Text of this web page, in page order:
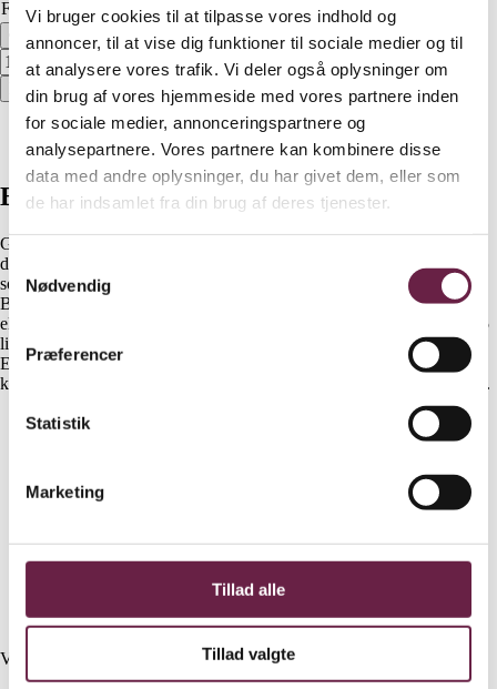
Vi bruger cookies til at tilpasse vores indhold og
annoncer, til at vise dig funktioner til sociale medier og til
at analysere vores trafik. Vi deler også oplysninger om
din brug af vores hjemmeside med vores partnere inden
for sociale medier, annonceringspartnere og
analysepartnere. Vores partnere kan kombinere disse
data med andre oplysninger, du har givet dem, eller som
de har indsamlet fra din brug af deres tjenester.
Nødvendig
Præferencer
Statistik
Marketing
Tillad alle
Tillad valgte
Farve
Ryd
Georg Jensen Bernadotte Elkedel 1,5L antal
Bestil
Beskrivelse
Yderligere information
Beskrivelse
Georg Jensen Bernadotte elkedel i rustfrit stål forener sofistikeret
design med funktionalitet for at skabe et uundværligt køkkenudstyr,
som skiller sig ud. Det ikoniske, riflede design fra den populære
Bernadotte kollektion går igen i elkedlens design og giver den et
elegant udtryk. Kedlen er designet til daglig brug og rummer op til 1,5
liter. Den har en separat base, som gør det nemt at håndtere elkedlen.
En automatisk stop-funktion aktiveres, når vandet rammer
kogepunktet, og elkedlen er dobbeltvægget og holder godt på varmen.
Soft opening-låg
Afbryder med LED-indikator
Koge tør-beskyttelse
Automatisk slukning
Justerbar ledningslængde
Rustfrit stål, Sort Mateller
Lavet med ABS, POM, PP Plastics, og Silicone.
Mål:H: 255 mm. Ø: 141 mm.
Vejl. pris Kr. 1799,-